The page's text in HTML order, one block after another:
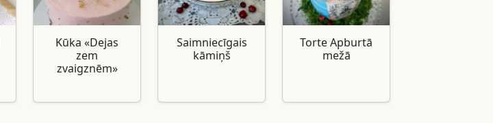
Kūka «Dejas
zem
zvaigznēm»
Saimniecīgais
kāmiņš
Torte Apburtā
mežā